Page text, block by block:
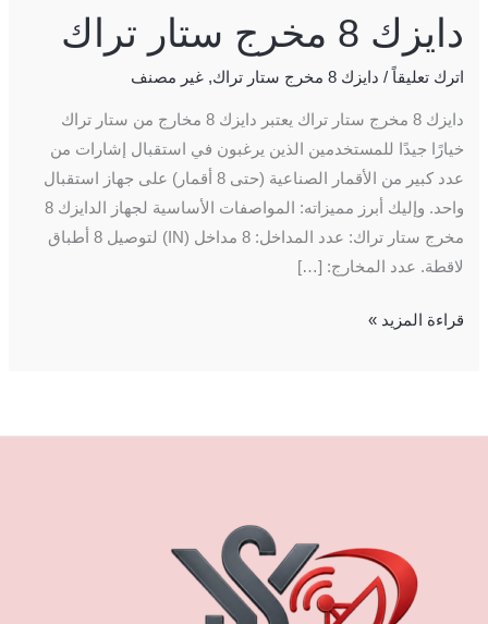
دايزك 8 مخرج ستار تراك
اترك تعليقاً / دايزك 8 مخرج ستار تراك ,غير مصنف
دايزك 8 مخرج ستار تراك يعتبر دايزك 8 مخارج من ستار تراك
خيارًا جيدًا للمستخدمين الذين يرغبون في استقبال إشارات من
عدد كبير من الأقمار الصناعية (حتى 8 أقمار) على جهاز استقبال
واحد. وإليك أبرز مميزاته: المواصفات الأساسية لجهاز الدايزك 8
مخرج ستار تراك: عدد المداخل: 8 مداخل (IN) لتوصيل 8 أطباق
لاقطة. عدد المخارج: […]
قراءة المزيد »